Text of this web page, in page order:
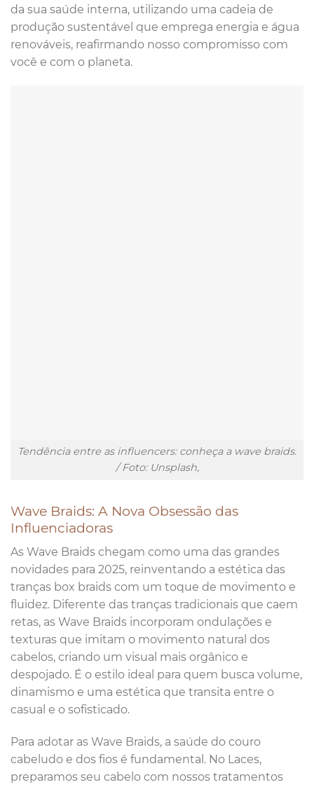
da sua saúde interna, utilizando uma cadeia de
produção sustentável que emprega energia e água
renováveis, reafirmando nosso compromisso com
você e com o planeta.
Tendência entre as influencers: conheça a wave braids.
/ Foto: Unsplash,
Wave Braids: A Nova Obsessão das
Influenciadoras
As Wave Braids chegam como uma das grandes
novidades para 2025, reinventando a estética das
tranças box braids com um toque de movimento e
fluidez. Diferente das tranças tradicionais que caem
retas, as Wave Braids incorporam ondulações e
texturas que imitam o movimento natural dos
cabelos, criando um visual mais orgânico e
despojado. É o estilo ideal para quem busca volume,
dinamismo e uma estética que transita entre o
casual e o sofisticado.
Para adotar as Wave Braids, a saúde do couro
cabeludo e dos fios é fundamental. No Laces,
preparamos seu cabelo com nossos tratamentos